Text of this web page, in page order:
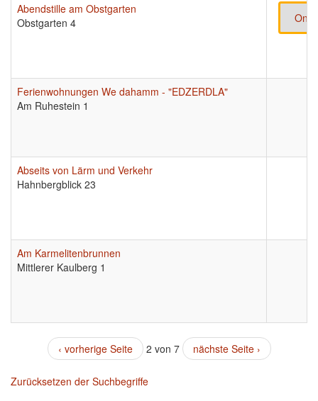
Abendstille am Obstgarten
Obstgarten 4
Ferienwohnungen We dahamm - "EDZERDLA"
Am Ruhestein 1
Abseits von Lärm und Verkehr
Hahnbergblick 23
Am Karmelitenbrunnen
Mittlerer Kaulberg 1
‹ vorherige Seite 2 von 7 nächste Seite ›
Zurücksetzen der Suchbegriffe